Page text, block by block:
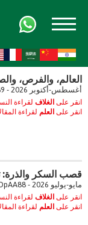
العالم، والفرص،
أغسطس-أكتوبر 2026 - OpAA89
انقر على الغلاف لقراءة
انقر على العلم لقراءة
قصب السكر والذرة:
مايو-يوليو 2026 - OpAA88
انقر على الغلاف لقراءة
انقر على العلم لقراءة